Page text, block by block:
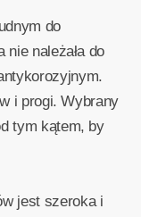
do
należała do
i progi. Wybrany
tym kątem, by
jest szeroka i